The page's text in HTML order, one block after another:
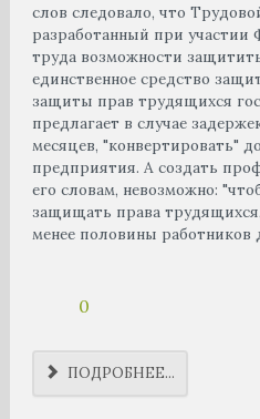
слов следовало, что
разработанный при
труда возможности
единственное средство
защиты прав трудящихся
предлагает в случае
месяцев, "конвертировать"
предприятия. А создать
его словам, невозможно:
защищать права
менее половины работников
0
ПОДРОБНЕЕ...